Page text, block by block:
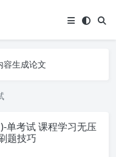
容生成论文
容生成论文
单考试 课程学习无压
题技巧